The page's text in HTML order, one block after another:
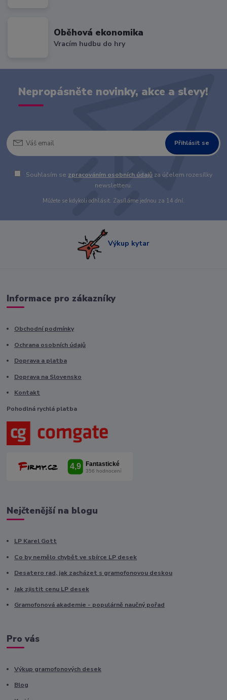
Oběhová ekonomika
Vracím hudbu do hry
Nepropásněte novinky, akce a slevy!
Přihlásit se
Souhlasím se zpracováním osobních údajů za účelem rozesílky
newsletteru.
Můžete se kdykoli odhlásit. Zasíláme jednou za 14 dní.
Výkup kytar
Informace pro zákazníky
Obchodní podmínky
Ochrana osobních údajů
Doprava a platba
Doprava na Slovensko
Kontakt
Pohodlná rychlá platba
Nejčtenější na blogu
LP Karel Gott
Co by nemělo chybět ve sbírce LP desek
Desatero rad, jak zacházet s gramofonovou deskou
Jak zjistit cenu LP desek
Gramofonová akademie - populárně naučný pořad
Pro vás
Výkup gramofonových desek
Blog